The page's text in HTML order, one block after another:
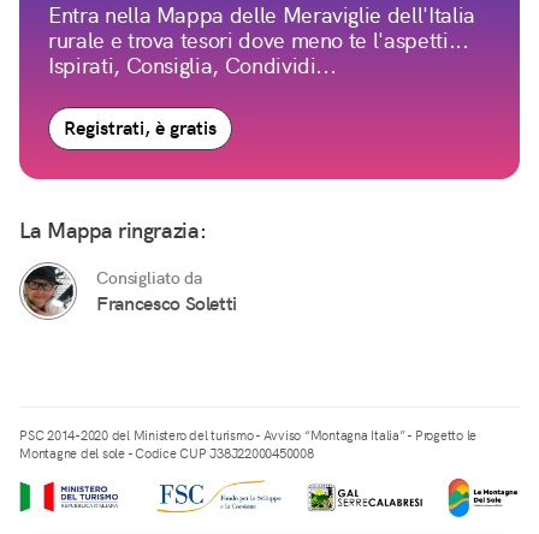
Entra nella Mappa delle Meraviglie dell'Italia
rurale e trova tesori dove meno te l'aspetti...
Ispirati, Consiglia, Condividi...
Registrati, è gratis
La Mappa ringrazia:
Consigliato da
Francesco Soletti
PSC 2014-2020 del Ministero del turismo - Avviso “Montagna Italia” - Progetto le
Montagne del sole - Codice CUP J38J22000450008